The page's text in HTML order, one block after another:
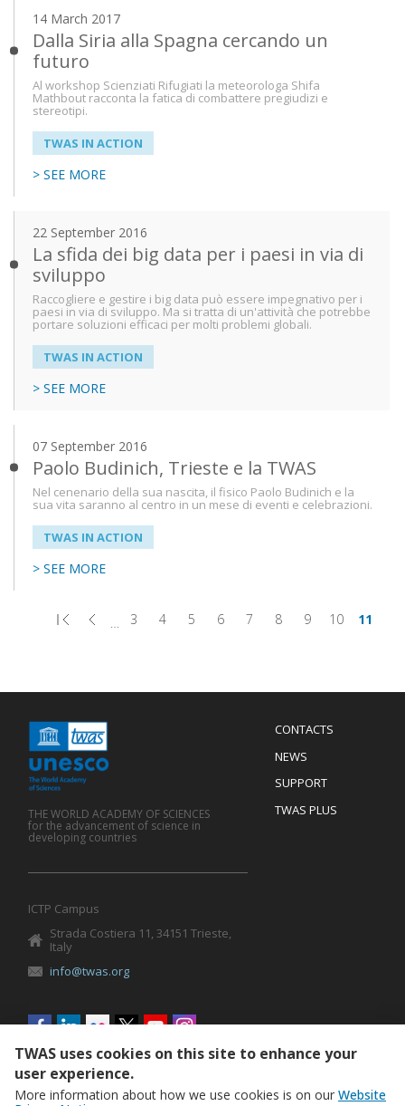
14 March 2017
Dalla Siria alla Spagna cercando un
futuro
Al workshop Scienziati Rifugiati la meteorologa Shifa
Mathbout racconta la fatica di combattere pregiudizi e
stereotipi.
TWAS IN ACTION
> SEE MORE
22 September 2016
La sfida dei big data per i paesi in via di
sviluppo
Raccogliere e gestire i big data può essere impegnativo per i
paesi in via di sviluppo. Ma si tratta di un'attività che potrebbe
portare soluzioni efficaci per molti problemi globali.
TWAS IN ACTION
> SEE MORE
07 September 2016
Paolo Budinich, Trieste e la TWAS
Nel cenenario della sua nascita, il fisico Paolo Budinich e la
sua vita saranno al centro in un mese di eventi e celebrazioni.
TWAS IN ACTION
> SEE MORE
First PreviousPage
3 Page
4 Page
5 Page
6 Page
7 Page
8 Page
9 Page
10 Page
11
Menu
Footer
CONTACTS
NEWS
SUPPORT
TWAS PLUS
THE WORLD ACADEMY OF SCIENCES
for the advancement of science in
developing countries
ICTP Campus
Strada Costiera 11, 34151 Trieste,
Italy
info@twas.org
Social
menu
TWAS uses cookies on this site to enhance your
user experience.
More information about how we use cookies is on our Website